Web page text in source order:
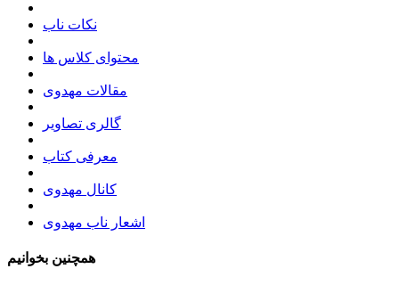
نکات ناب
محتوای کلاس ها
مقالات مهدوی
گالری تصاویر
معرفی کتاب
کانال مهدوی
اشعار ناب مهدوی
همچنین بخوانیم